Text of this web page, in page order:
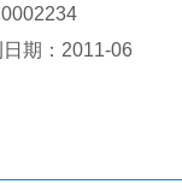
期：2011-06